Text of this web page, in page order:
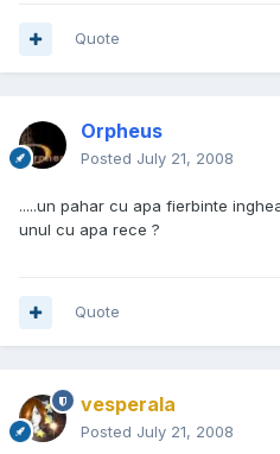
Quote
Orpheus
Posted July 21, 2008
.....un pahar cu apa fierbinte
unul cu apa rece ?
Quote
vesperala
Posted July 21, 2008